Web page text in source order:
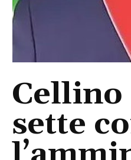
Cellino
sette